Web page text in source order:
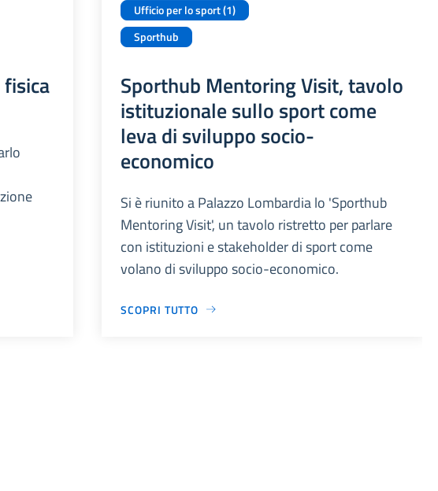
Ufficio per lo sport (1)
Sporthub
Sporthub Mentoring Visit, tavolo
istituzionale sullo sport come
leva di sviluppo socio-
economico
Si è riunito a Palazzo Lombardia lo 'Sporthub
Mentoring Visit', un tavolo ristretto per parlare
con istituzioni e stakeholder di sport come
volano di sviluppo socio-economico.
SCOPRI TUTTO